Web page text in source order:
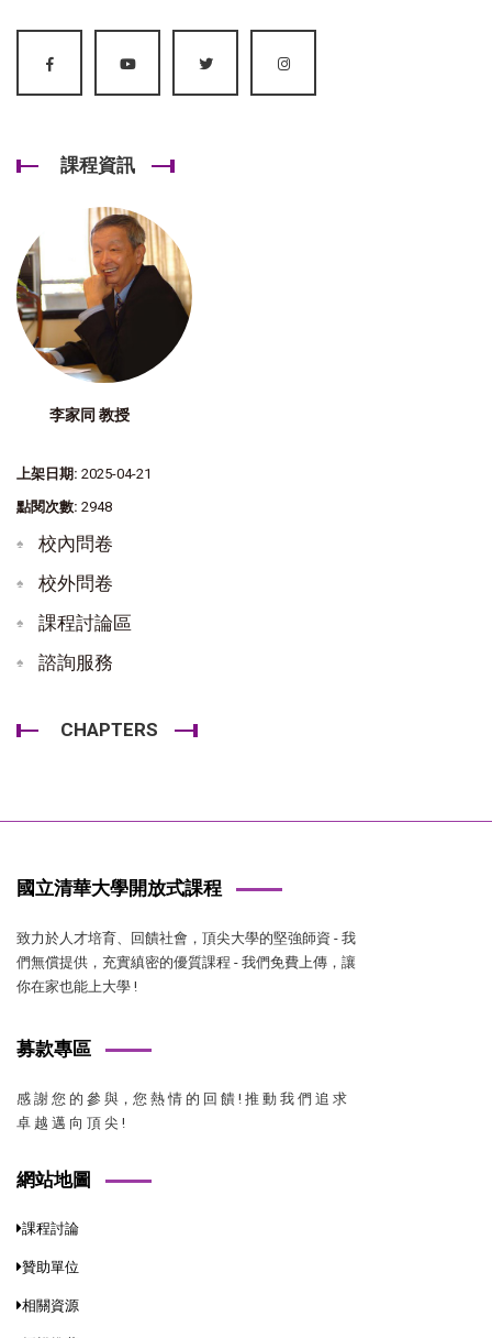
課程資訊
李家同 教授
上架日期: 2025-04-21
點閱次數: 2948
校內問卷
校外問卷
課程討論區
諮詢服務
CHAPTERS
國立清華大學開放式課程
致力於人才培育、回饋社會，頂尖大學的堅強師資 - 我
們無償提供，充實縝密的優質課程 - 我們免費上傳，讓
你在家也能上大學 !
募款專區
感 謝 您 的 參 與，您 熱 情 的 回 饋 ! 推 動 我 們 追 求
卓 越 邁 向 頂 尖 !
網站地圖
課程討論
贊助單位
相關資源